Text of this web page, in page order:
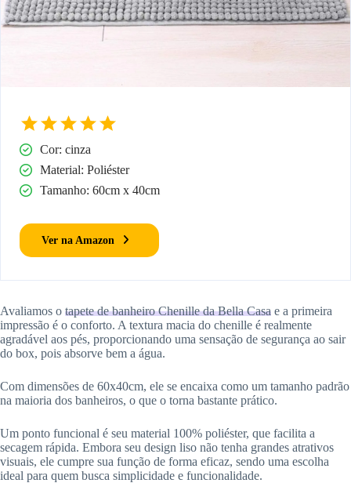
Cor: cinza
Material: Poliéster
Tamanho: 60cm x 40cm
Ver na Amazon
Avaliamos o tapete de banheiro Chenille da Bella Casa e a primeira
impressão é o conforto. A textura macia do chenille é realmente
agradável aos pés, proporcionando uma sensação de segurança ao sair
do box, pois absorve bem a água.
Com dimensões de 60x40cm, ele se encaixa como um tamanho padrão
na maioria dos banheiros, o que o torna bastante prático.
Um ponto funcional é seu material 100% poliéster, que facilita a
secagem rápida. Embora seu design liso não tenha grandes atrativos
visuais, ele cumpre sua função de forma eficaz, sendo uma escolha
ideal para quem busca simplicidade e funcionalidade.